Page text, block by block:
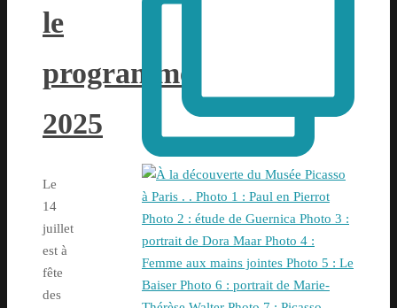
le
programme
2025
Le
14
juillet
est à
fête
des